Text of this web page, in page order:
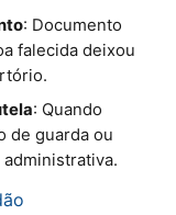
: Documento
falecida deixou
: Quando
de guarda ou